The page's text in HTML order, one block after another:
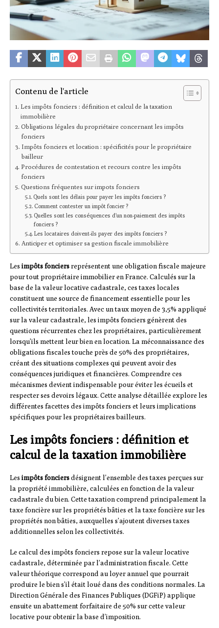
Contenu de l'article
Les impôts fonciers : définition et calcul de la taxation
immobilière
Obligations légales du propriétaire concernant les impôts
fonciers
Impôts fonciers et location : spécificités pour le propriétaire
bailleur
Procédures de contestation et recours contre les impôts
fonciers
Questions fréquentes sur impots fonciers
Quels sont les délais pour payer les impôts fonciers ?
Comment contester un impôt foncier ?
Quelles sont les conséquences d’un non-paiement des impôts
fonciers ?
Les locataires doivent-ils payer des impôts fonciers ?
Anticiper et optimiser sa gestion fiscale immobilière
Les impôts fonciersreprésentent une obligation fiscale majeure
pour tout propriétaire immobilier en France. Calculés sur la
base de la valeur locative cadastrale, ces taxes locales
constituent une source de financement essentielle pour les
collectivités territoriales. Avec un taux moyen de 3,5% appliqué
sur la valeur cadastrale, les impôts fonciers génèrent des
questions récurrentes chez les propriétaires, particulièrement
lorsqu’ils mettent leur bien en location. La méconnaissance des
obligations fiscales touche près de 50% des propriétaires,
créant des situations complexes qui peuvent avoir des
conséquences juridiques et financières. Comprendre ces
mécanismes devient indispensable pour éviter les écueils et
respecter ses devoirs légaux. Cette analyse détaillée explore les
différentes facettes des impôts fonciers et leurs implications
spécifiques pour les propriétaires bailleurs.
Les impôts fonciers : définition et
calcul de la taxation immobilière
Les impôts fonciersdésignent l’ensemble des taxes perçues sur
la propriété immobilière, calculées en fonction de la valeur
cadastrale du bien. Cette taxation comprend principalement la
taxe foncière sur les propriétés bâties et la taxe foncière sur les
propriétés non bâties, auxquelles s’ajoutent diverses taxes
additionnelles selon les collectivités.
Le calcul des impôts fonciers repose sur la valeur locative
cadastrale, déterminée par l’administration fiscale. Cette
valeur théorique correspond au loyer annuel que pourrait
produire le bien s’il était loué dans des conditions normales. La
Direction Générale des Finances Publiques (DGFiP) applique
ensuite un abattement forfaitaire de 50% sur cette valeur
locative pour obtenir la base d’imposition.